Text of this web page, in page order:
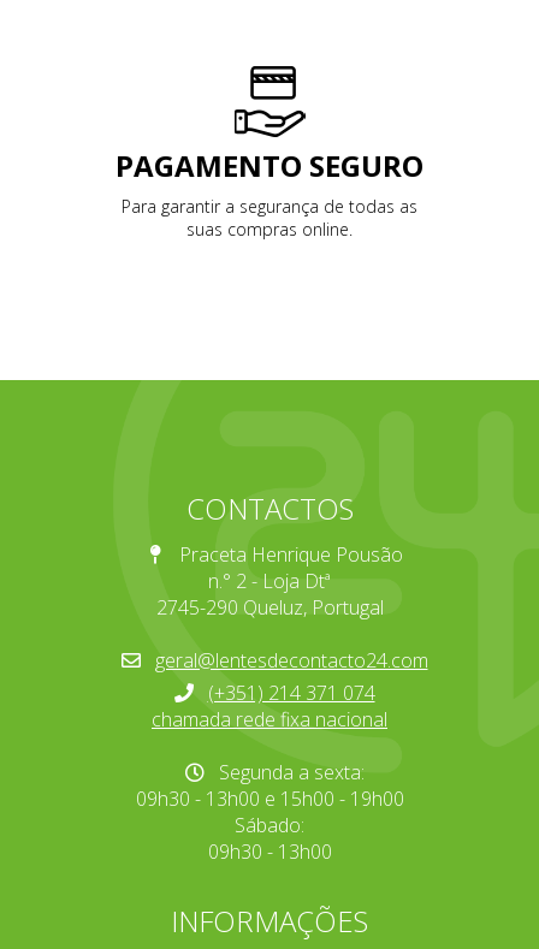
PAGAMENTO SEGURO
Para garantir a segurança de todas as
suas compras online.
CONTACTOS
Praceta Henrique Pousão
n.° 2 - Loja Dtª
2745-290 Queluz, Portugal
geral@lentesdecontacto24.com
(+351) 214 371 074
chamada rede fixa nacional
Segunda a sexta:
09h30 - 13h00 e 15h00 - 19h00
Sábado:
09h30 - 13h00
INFORMAÇÕES